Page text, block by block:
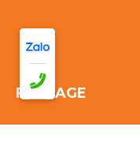
FANPAGE